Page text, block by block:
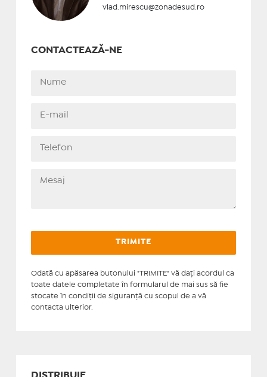
vlad.mirescu@zonadesud.ro
CONTACTEAZĂ-NE
Odată cu apăsarea butonului "TRIMITE" vă daţi acordul ca
toate datele completate în formularul de mai sus să fie
stocate în condiţii de siguranţă cu scopul de a vă
contacta ulterior.